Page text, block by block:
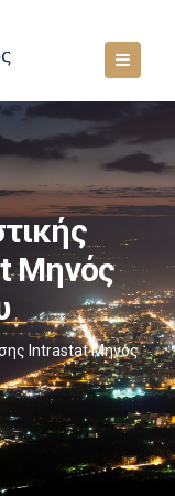
Μηνός
Intrastat Μηνός